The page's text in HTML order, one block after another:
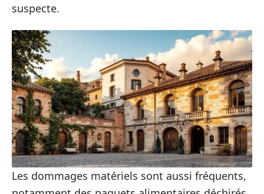
suspecte.
Les dommages matériels sont aussi fréquents,